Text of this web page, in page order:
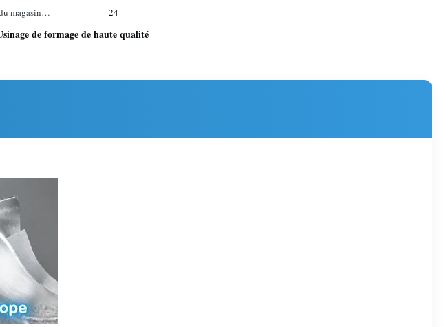
::magasin
::
24
de formage de haute qualité